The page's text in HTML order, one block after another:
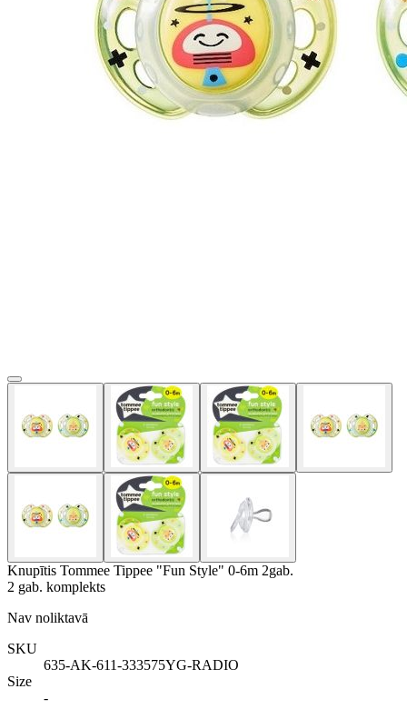
Knupītis Tommee Tippee "Fun Style" 0-6m 2gab.
2 gab. komplekts
Nav noliktavā
SKU
635-AK-611-333575YG-RADIO
Size
-